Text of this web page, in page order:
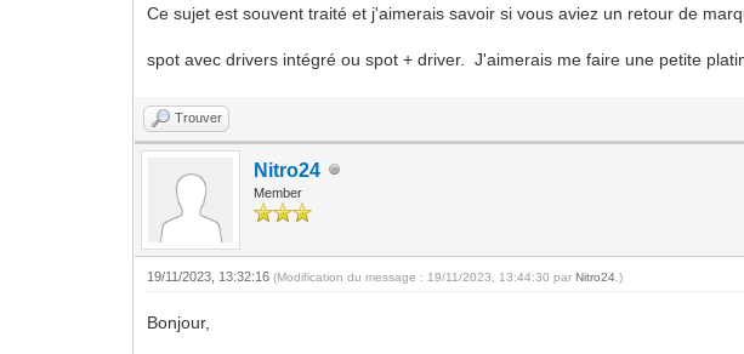
Ce sujet est souvent traité et j'aimerais savoir si vous aviez un retour de
spot avec drivers intégré ou spot + driver. J'aimerais me faire une petite
Trouver
Nitro24
Member
19/11/2023, 13:32:16(Modification du message : 19/11/2023, 13:44:30 parNitro24 .)
Bonjour,